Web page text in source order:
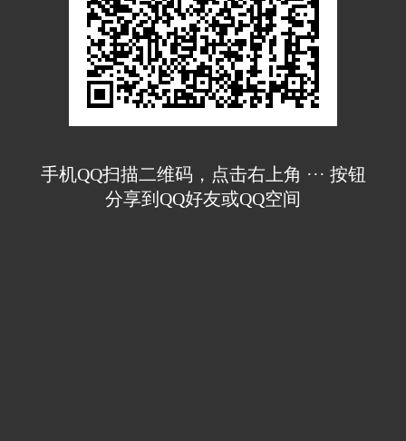
手机QQ扫描二维码，点击右上角 ··· 按钮
分享到QQ好友或QQ空间